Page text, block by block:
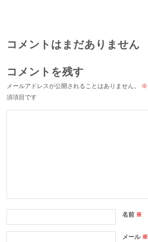
コメントはまだありません
コメントを残す
メールアドレスが公開されることはありません。 ※
須項目です
名前 ※
メール※